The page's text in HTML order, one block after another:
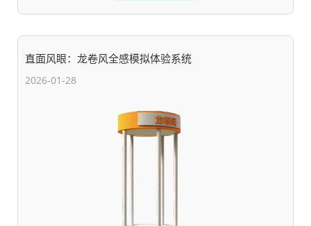
直面风眼：龙卷风全感模拟体验系统
2026-01-28